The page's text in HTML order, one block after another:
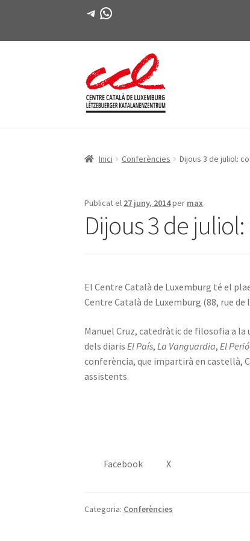
Telegram
WhatsApp
Salta
a
Vés
al
Inici Conferències Dijous 3 de juliol:
Publicat el 27 juny, 2014per max
Dijous 3 de
El Centre Català de Luxemburg té el
Centre Català de Luxemburg (88, rue
Manuel Cruz, catedràtic de filosofia a la
dels diaris El País, La Vanguardia, El
conferència, que impartirà en castellà,
assistents.
Facebook X
Categoria: Conferències